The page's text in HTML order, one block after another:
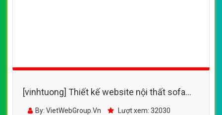
[vinhtuong] Thiết kế website nội thất sofa
BTM đẹp, chuyên nghiệp chuẩn SEO
By: VietWebGroup.Vn Lượt xem: 32030